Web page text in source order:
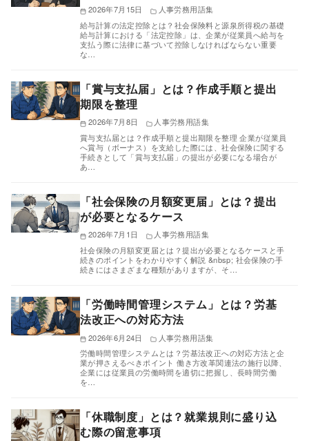
2026年7月15日
人事労務用語集
給与計算の法定控除とは？社会保険料と源泉所得税の基礎
給与計算における「法定控除」は、企業が従業員へ給与を
支払う際に法律に基づいて控除しなければならない重要
な…
「賞与支払届」とは？作成手順と提出
期限を整理
2026年7月8日
人事労務用語集
賞与支払届とは？作成手順と提出期限を整理 企業が従業員
へ賞与（ボーナス）を支給した際には、社会保険に関する
手続きとして「賞与支払届」の提出が必要になる場合が
あ…
「社会保険の月額変更届」とは？提出
が必要となるケース
2026年7月1日
人事労務用語集
社会保険の月額変更届とは？提出が必要となるケースと手
続きのポイントをわかりやすく解説 &nbsp; 社会保険の手
続きにはさまざまな種類がありますが、そ…
「労働時間管理システム」とは？労基
法改正への対応方法
2026年6月24日
人事労務用語集
労働時間管理システムとは？労基法改正への対応方法と企
業が押さえるべきポイント 働き方改革関連法の施行以降、
企業には従業員の労働時間を適切に把握し、長時間労働
を…
「休職制度」とは？就業規則に盛り込
む際の留意事項